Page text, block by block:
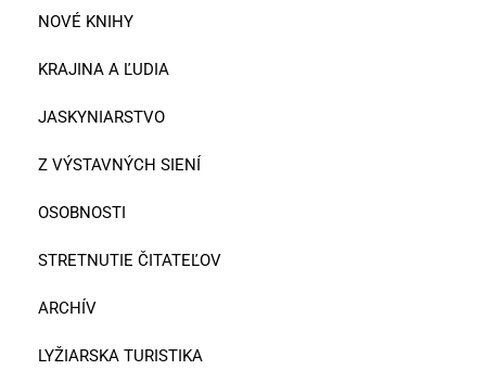
NOVÉ KNIHY
KRAJINA A ĽUDIA
JASKYNIARSTVO
Z VÝSTAVNÝCH SIENÍ
OSOBNOSTI
STRETNUTIE ČITATEĽOV
ARCHÍV
LYŽIARSKA TURISTIKA